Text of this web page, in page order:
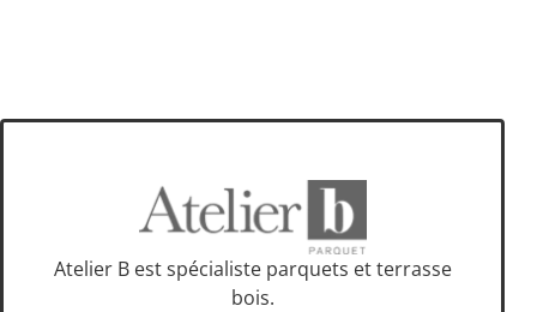
Atelier B est spécialiste parquets et terrasse
bois.